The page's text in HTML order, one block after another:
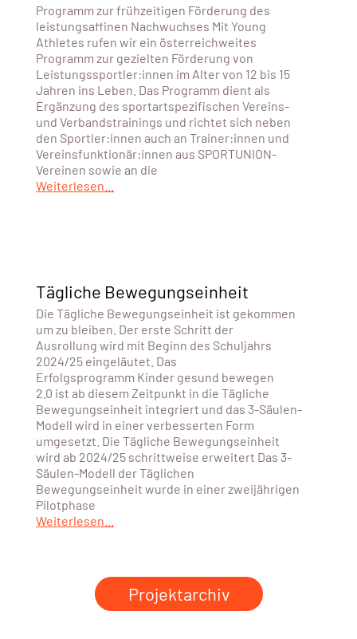
Programm zur frühzeitigen Förderung des
leistungsaffinen Nachwuchses Mit Young
Athletes rufen wir ein österreichweites
Programm zur gezielten Förderung von
Leistungssportler:innen im Alter von 12 bis 15
Jahren ins Leben. Das Programm dient als
Ergänzung des sportartspezifischen Vereins-
und Verbandstrainings und richtet sich neben
den Sportler:innen auch an Trainer:innen und
Vereinsfunktionär:innen aus SPORTUNION-
Vereinen sowie an die
Weiterlesen...
Tägliche Bewegungseinheit
Die Tägliche Bewegungseinheit ist gekommen
um zu bleiben. Der erste Schritt der
Ausrollung wird mit Beginn des Schuljahrs
2024/25 eingeläutet. Das
Erfolgsprogramm Kinder gesund bewegen
2.0 ist ab diesem Zeitpunkt in die Tägliche
Bewegungseinheit integriert und das 3-Säulen-
Modell wird in einer verbesserten Form
umgesetzt. Die Tägliche Bewegungseinheit
wird ab 2024/25 schrittweise erweitert Das 3-
Säulen-Modell der Täglichen
Bewegungseinheit wurde in einer zweijährigen
Pilotphase
Weiterlesen...
Projektarchiv